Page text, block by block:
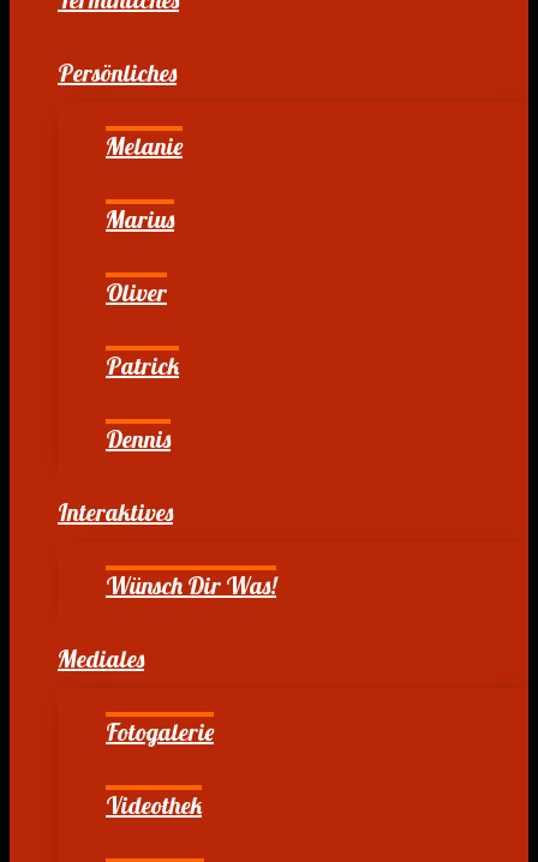
Persönliches
Melanie
Marius
Oliver
Patrick
Dennis
Interaktives
Wünsch Dir Was!
Mediales
Fotogalerie
Videothek